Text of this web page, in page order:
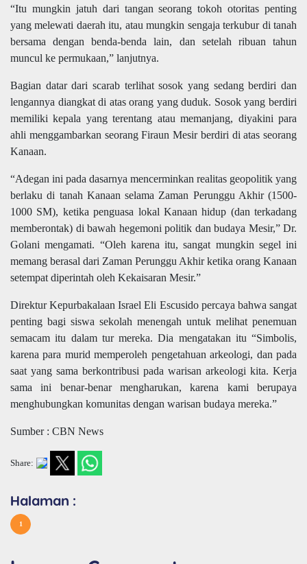
“Itu mungkin jatuh dari tangan seorang tokoh otoritas penting
yang melewati daerah itu, atau mungkin sengaja terkubur di tanah
bersama dengan benda-benda lain, dan setelah ribuan tahun
muncul ke permukaan,” lanjutnya.
Bagian datar dari scarab terlihat sosok yang sedang berdiri dan
lengannya diangkat di atas orang yang duduk. Sosok yang berdiri
memiliki kepala yang terentang atau memanjang, diyakini para
ahli menggambarkan seorang Firaun Mesir berdiri di atas seorang
Kanaan.
“Adegan ini pada dasarnya mencerminkan realitas geopolitik yang
berlaku di tanah Kanaan selama Zaman Perunggu Akhir (1500-
1000 SM), ketika penguasa lokal Kanaan hidup (dan terkadang
memberontak) di bawah hegemoni politik dan budaya Mesir,” Dr.
Golani mengamati. “Oleh karena itu, sangat mungkin segel ini
memang berasal dari Zaman Perunggu Akhir ketika orang Kanaan
setempat diperintah oleh Kekaisaran Mesir.”
Direktur Kepurbakalaan Israel Eli Escusido percaya bahwa sangat
penting bagi siswa sekolah menengah untuk melihat penemuan
semacam itu dalam tur mereka. Dia mengatakan itu “Simbolis,
karena para murid memperoleh pengetahuan arkeologi, dan pada
saat yang sama berkontribusi pada warisan arkeologi kita. Kerja
sama ini benar-benar mengharukan, karena kami berupaya
menghubungkan komunitas dengan warisan budaya mereka.”
Sumber : CBN News
Share:
Halaman :
1